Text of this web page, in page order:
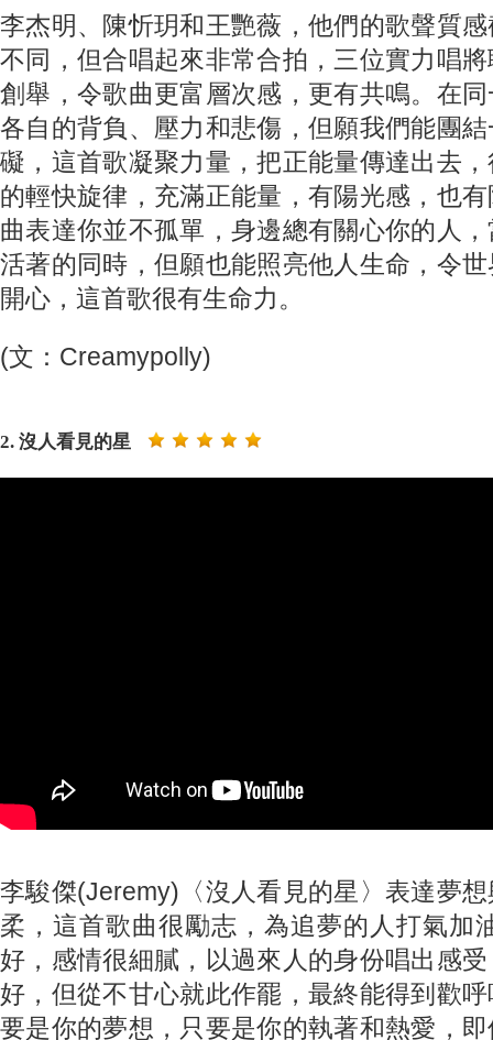
李杰明、陳忻玥和王艷薇，他們的歌聲質
不同，但合唱起來非常合拍，三位實力唱
創舉，令歌曲更富層次感，更有共鳴。在
各自的背負、壓力和悲傷，但願我們能團
礙，這首歌凝聚力量，把正能量傳達出去
的輕快旋律，充滿正能量，有陽光感，也
曲表達你並不孤單，身邊總有關心你的人
活著的同時，但願也能照亮他人生命，令
開心，這首歌很有生命力。
(文：Creamypolly)
2. 沒人看見的星
李駿傑(Jeremy)〈沒人看見的星〉表達夢
柔，這首歌曲很勵志，為追夢的人打氣加
好，感情很細膩，以過來人的身份唱出感
好，但從不甘心就此作罷，最終能得到歡
要是你的夢想，只要是你的執著和熱愛，